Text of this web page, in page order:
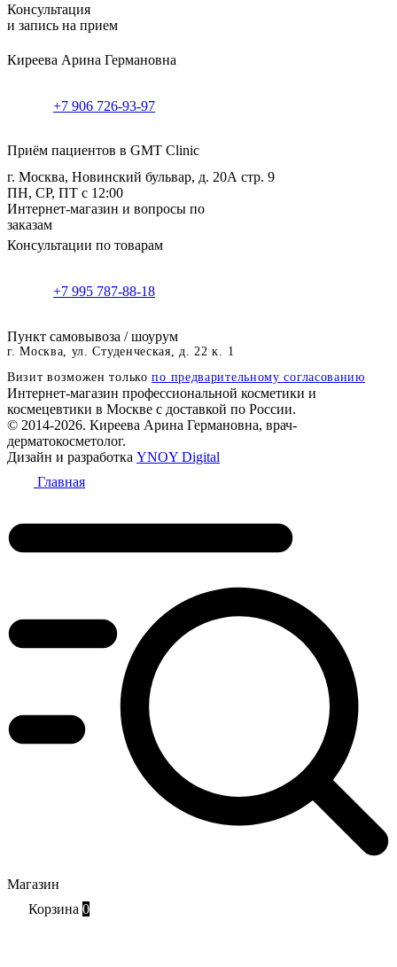
Консультация
и запись на прием
Киреева Арина Германовна
+7 906 726-93-97
Приём пациентов в GMT Clinic
г. Москва, Новинский бульвар, д. 20А стр. 9
ПН, СР, ПТ с 12:00
Интернет-магазин и вопросы по
заказам
Консультации по товарам
+7 995 787-88-18
Пункт самовывоза / шоурум
г. Москва, ул. Студенческая, д. 22 к. 1
Визит возможен толькопо предварительному согласованию
Интернет-магазин профессиональной косметики и
космецевтики в Москве с доставкой по России.
© 2014-2026. Киреева Арина Германовна, врач-
дерматокосметолог.
Дизайн и разработка YNOY Digital
Главная
Магазин
Корзина 0